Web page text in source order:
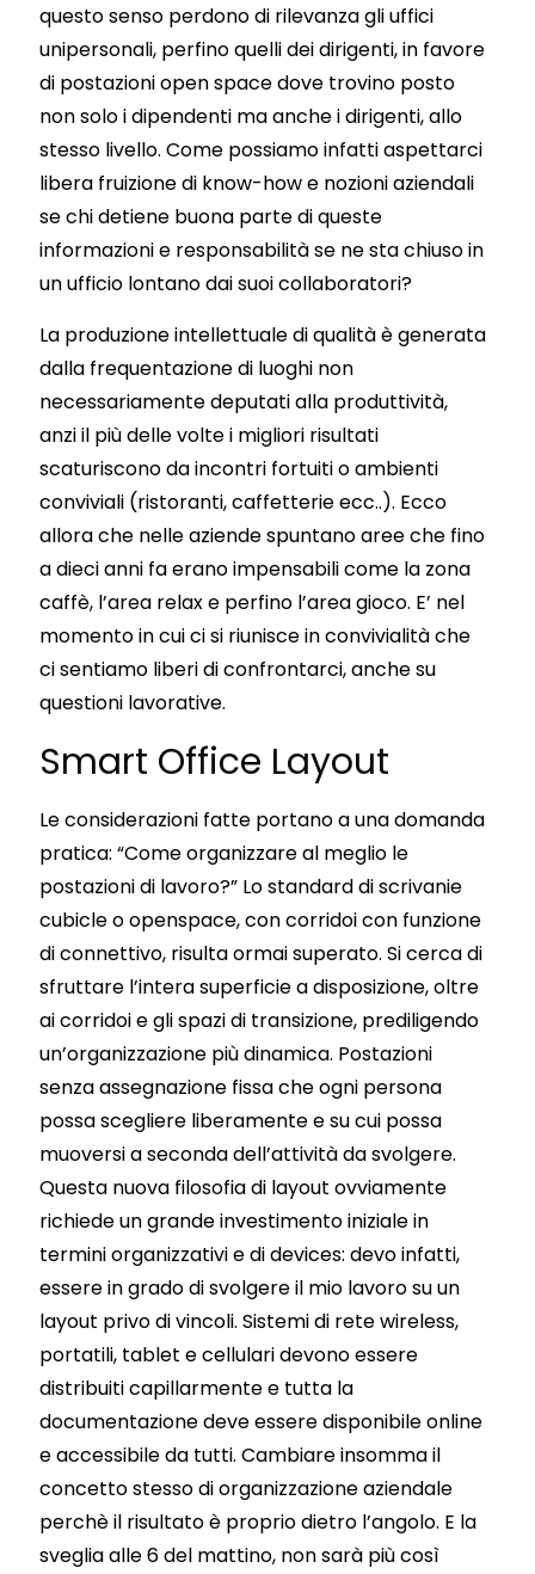
questo senso perdono di rilevanza gli uffici
unipersonali, perfino quelli dei dirigenti, in favore
di postazioni open space dove trovino posto
non solo i dipendenti ma anche i dirigenti, allo
stesso livello. Come possiamo infatti aspettarci
libera fruizione di know-how e nozioni aziendali
se chi detiene buona parte di queste
informazioni e responsabilità se ne sta chiuso in
un ufficio lontano dai suoi collaboratori?
La produzione intellettuale di qualità è generata
dalla frequentazione di luoghi non
necessariamente deputati alla produttività,
anzi il più delle volte i migliori risultati
scaturiscono da incontri fortuiti o ambienti
conviviali (ristoranti, caffetterie ecc..). Ecco
allora che nelle aziende spuntano aree che fino
a dieci anni fa erano impensabili come la zona
caffè, l’area relax e perfino l’area gioco. E’ nel
momento in cui ci si riunisce in convivialità che
ci sentiamo liberi di confrontarci, anche su
questioni lavorative.
Smart Office Layout
Le considerazioni fatte portano a una domanda
pratica: “Come organizzare al meglio le
postazioni di lavoro?” Lo standard di scrivanie
cubicle o openspace, con corridoi con funzione
di connettivo, risulta ormai superato. Si cerca di
sfruttare l’intera superficie a disposizione, oltre
ai corridoi e gli spazi di transizione, prediligendo
un’organizzazione più dinamica. Postazioni
senza assegnazione fissa che ogni persona
possa scegliere liberamente e su cui possa
muoversi a seconda dell’attività da svolgere.
Questa nuova filosofia di layout ovviamente
richiede un grande investimento iniziale in
termini organizzativi e di devices: devo infatti,
essere in grado di svolgere il mio lavoro su un
layout privo di vincoli. Sistemi di rete wireless,
portatili, tablet e cellulari devono essere
distribuiti capillarmente e tutta la
documentazione deve essere disponibile online
e accessibile da tutti. Cambiare insomma il
concetto stesso di organizzazione aziendale
perchè il risultato è proprio dietro l’angolo. E la
sveglia alle 6 del mattino, non sarà più così